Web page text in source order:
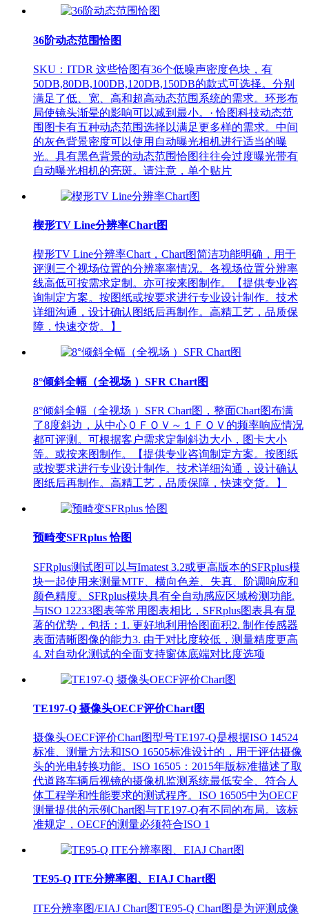
36阶动态范围恰图
SKU：ITDR 这些恰图有36个低噪声密度色块，有
50DB,80DB,100DB,120DB,150DB的款式可选择。分别
满足了低、宽、高和超高动态范围系统的需求。环形布
局使镜头渐晕的影响可以减到最小。· 恰图科技动态范
围图卡有五种动态范围选择以满足更多样的需求。中间
的灰色背景密度可以使用自动曝光相机进行适当的曝
光。具有黑色背景的动态范围恰图往往会过度曝光带有
自动曝光相机的亮斑。请注意，单个贴片
楔形TV Line分辨率Chart图
楔形TV Line分辨率Chart，Chart图简洁功能明确，用于
评测三个视场位置的分辨率率情况。各视场位置分辨率
线高低可按需求定制。亦可按来图制作。【提供专业咨
询制定方案。按图纸或按要求进行专业设计制作。技术
详细沟通，设计确认图纸后再制作。高精工艺，品质保
障，快速交货。】
8°倾斜全幅（全视场 ）SFR Chart图
8°倾斜全幅（全视场 ）SFR Chart图，整面Chart图布满
了8度斜边，从中心０ＦＯＶ～１ＦＯＶ的频率响应情况
都可评测。可根据客户需求定制斜边大小，图卡大小
等。或按来图制作。【提供专业咨询制定方案。按图纸
或按要求进行专业设计制作。技术详细沟通，设计确认
图纸后再制作。高精工艺，品质保障，快速交货。】
预畸变SFRplus 恰图
SFRplus测试图可以与Imatest 3.2或更高版本的SFRplus模
块一起使用来测量MTF、横向色差、失真、阶调响应和
颜色精度。SFRplus模块具有全自动感应区域检测功能.
与ISO 12233图表等常用图表相比，SFRplus图表具有显
著的优势，包括：1. 更好地利用恰图面积2. 制作传感器
表面清晰图像的能力3. 由于对比度较低，测量精度更高
4. 对自动化测试的全面支持窗体底端对比度选项
TE197-Q 摄像头OECF评价Chart图
摄像头OECF评价Chart图型号TE197-Q是根据ISO 14524
标准、测量方法和ISO 16505标准设计的，用于评估摄像
头的光电转换功能。ISO 16505：2015年版标准描述了取
代道路车辆后视镜的摄像机监测系统最低安全、符合人
体工程学和性能要求的测试程序。ISO 16505中为OECF
测量提供的示例Chart图与TE197-Q有不同的布局。该标
准规定，OECF的测量必须符合ISO 1
TE95-Q ITE分辨率图、EIAJ Chart图
ITE分辨率图/EIAJ Chart图TE95-Q Chart图是为评测成像